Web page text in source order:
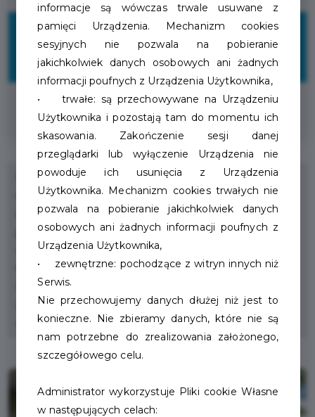
8 zł
ZNIŻKI
w czwartki bilet do kina za 12 zł
Kino „Wolność", z amfiteatralną widownią liczącą 297
miejsc, wyposażone jest w najnowocześniejszy system
wyświetlania filmów, gwarantujący widzom najwyższą
jakość dźwięku i obrazu. Znajdująca się w kinie scena
wykorzystywana jest przez odwiedzające Szczecinek
teatry, kabarety, zespoły muzyczne i wokalistów.
Odbywają się tutaj również liczne imprezy organizowane
zarówno przez instytucje samorządowe, jak i
organizacje pozarządowe.
informacje są wówczas trwale usuwane z
pamięci Urządzenia. Mechanizm cookies
sesyjnych nie pozwala na pobieranie
jakichkolwiek danych osobowych ani żadnych
informacji poufnych z Urządzenia Użytkownika,
• trwałe: są przechowywane na Urządzeniu
Użytkownika i pozostają tam do momentu ich
skasowania. Zakończenie sesji danej
przeglądarki lub wyłączenie Urządzenia nie
powoduje ich usunięcia z Urządzenia
Użytkownika. Mechanizm cookies trwałych nie
pozwala na pobieranie jakichkolwiek danych
osobowych ani żadnych informacji poufnych z
Urządzenia Użytkownika,
• zewnętrzne: pochodzące z witryn innych niż
Serwis.
Nie przechowujemy danych dłużej niż jest to
konieczne. Nie zbieramy danych, które nie są
nam potrzebne do zrealizowania założonego,
szczegółowego celu.
Administrator wykorzystuje Pliki cookie Własne
w następujących celach: